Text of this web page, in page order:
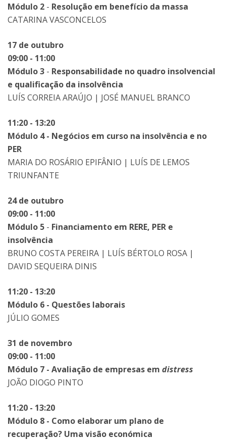
Módulo 2 - Resolução em benefício da massa
CATARINA VASCONCELOS
17 de outubro
09:00 - 11:00
Módulo 3 - Responsabilidade no quadro insolvencial
e qualificação da insolvência
LUÍS CORREIA ARAÚJO | JOSÉ MANUEL BRANCO
11:20 - 13:20
Módulo 4 - Negócios em curso na insolvência e no
PER
MARIA DO ROSÁRIO EPIFÂNIO | LUÍS DE LEMOS
TRIUNFANTE
24 de outubro
09:00 - 11:00
Módulo 5 - Financiamento em RERE, PER e
insolvência
BRUNO COSTA PEREIRA | LUÍS BÉRTOLO ROSA |
DAVID SEQUEIRA DINIS
11:20 - 13:20
Módulo 6 - Questões laborais
JÚLIO GOMES
31 de novembro
09:00 - 11:00
Módulo 7 - Avaliação de empresas em distress
JOÃO DIOGO PINTO
11:20 - 13:20
Módulo 8 - Como elaborar um plano de
recuperação? Uma visão económica